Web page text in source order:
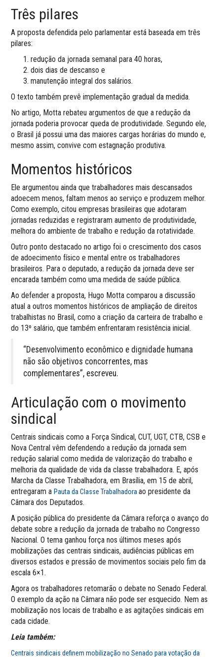
Três pilares
A proposta defendida pelo parlamentar está baseada em três
pilares:
redução da jornada semanal para 40 horas,
dois dias de descanso e
manutenção integral dos salários.
O texto também prevê implementação gradual da medida.
No artigo, Motta rebateu argumentos de que a redução da
jornada poderia provocar queda de produtividade. Segundo ele,
o Brasil já possui uma das maiores cargas horárias do mundo e,
mesmo assim, convive com estagnação produtiva.
Momentos históricos
Ele argumentou ainda que trabalhadores mais descansados
adoecem menos, faltam menos ao serviço e produzem melhor.
Como exemplo, citou empresas brasileiras que adotaram
jornadas reduzidas e registraram aumento de produtividade,
melhora do ambiente de trabalho e redução da rotatividade.
Outro ponto destacado no artigo foi o crescimento dos casos
de adoecimento físico e mental entre os trabalhadores
brasileiros. Para o deputado, a redução da jornada deve ser
encarada também como uma medida de saúde pública.
Ao defender a proposta, Hugo Motta comparou a discussão
atual a outros momentos históricos de ampliação de direitos
trabalhistas no Brasil, como a criação da carteira de trabalho e
do 13º salário, que também enfrentaram resistência inicial.
“Desenvolvimento econômico e dignidade humana
não são objetivos concorrentes, mas
complementares”, escreveu.
Articulação com o movimento
sindical
Centrais sindicais como a Força Sindical, CUT, UGT, CTB, CSB e
Nova Central vêm defendendo a redução da jornada sem
redução salarial como medida de valorização do trabalho e
melhoria da qualidade de vida da classe trabalhadora. E, após
Marcha da Classe Trabalhadora, em Brasília, em 15 de abril,
entregaram aPauta da Classe Trabalhadoraao presidente da
Câmara dos Deputados.
A posição pública do presidente da Câmara reforça o avanço do
debate sobre a redução da jornada de trabalho no Congresso
Nacional. O tema ganhou força nos últimos meses após
mobilizações das centrais sindicais, audiências públicas em
diversos estados e pressão de movimentos sociais pelo fim da
escala 6×1.
Agora os trabalhadores retomarão o debate no Senado Federal.
O exemplo da ação na Câmara não pode ser esquecido. Nem as
mobilização nos locais de trabalho e as agitações sindicais em
cada cidade.
Leia também:
Centrais sindicais definem mobilização no Senado para votação da